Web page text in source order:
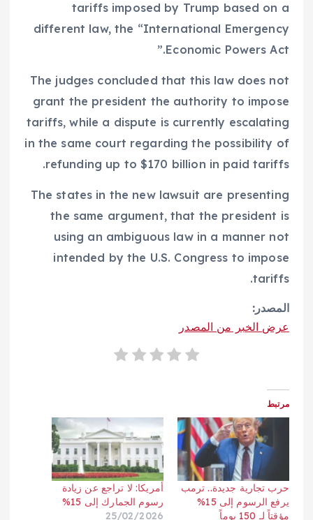
tariffs imposed by Trump based on a
different law, the “International Emergency
Economic Powers Act.”
The judges concluded that this law does not
grant the president the authority to impose
tariffs, while a dispute is currently escalating
in the same court regarding the possibility of
refunding up to $170 billion in paid tariffs.
The states in the new lawsuit are presenting
the same argument, that the president is
using an ambiguous law in a manner not
intended by the U.S. Congress to impose
tariffs.
المصدر:
عرض الخبر من المصدر
مرتبط
حرب تجارية جديدة.. ترمب
يرفع الرسوم إلى 15%
مؤقتاً لـ 150 يوماً
أمريكا: لا تراجع عن زيادة
رسوم الجمارك إلى 15%
25/02/2026